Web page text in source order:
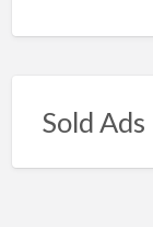
Sold Ads